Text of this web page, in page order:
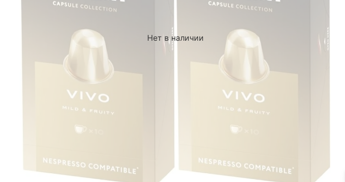
Нет в наличии